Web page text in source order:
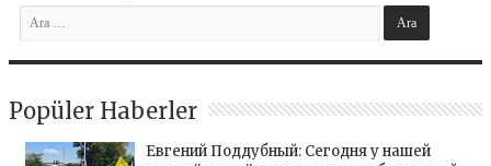
Popüler Haberler
Евгений Поддубный: Сегодня у нашей